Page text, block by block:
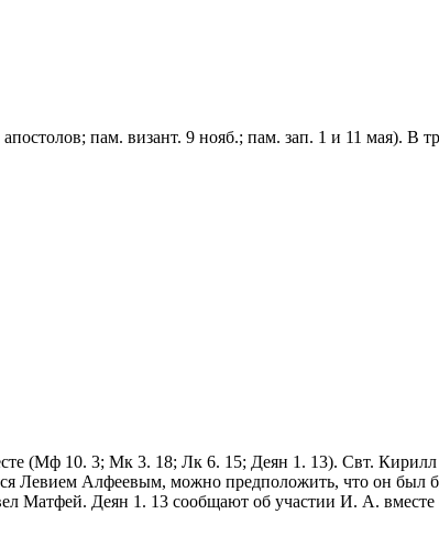
пам. визант. 9 нояб.; пам. зап. 1 и 11 мая). В
(Мф 10. 3; Мк 3. 18; Лк 6. 15; Деян 1. 13). Свт.
Левием Алфеевым, можно предположить, что он был
Матфей. Деян 1. 13 сообщают об участии И. А.